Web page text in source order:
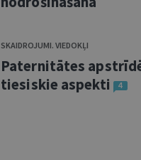
SKAIDROJUMI. VIEDOKĻI
Paternitātes
tiesiskie aspekti
4